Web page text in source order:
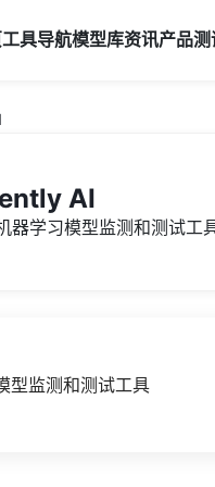
工具导航模型库资讯产品测
AI
器学习模型监测和测试工
型监测和测试工具